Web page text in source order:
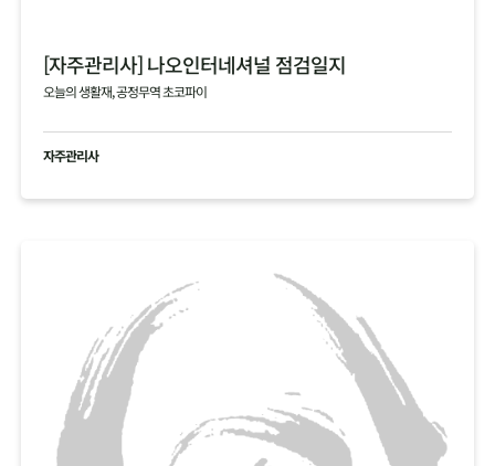
[자주관리사] 나오인터네셔널 점검일지
오늘의 생활재, 공정무역 초코파이
자주관리사